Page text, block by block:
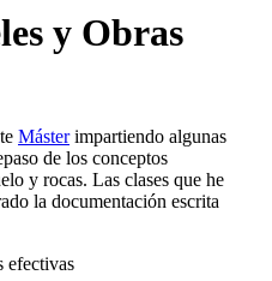
y Obras
Másterimpartiendo algunas
de los conceptos
y rocas. Las clases que he
la documentación escrita
efectivas